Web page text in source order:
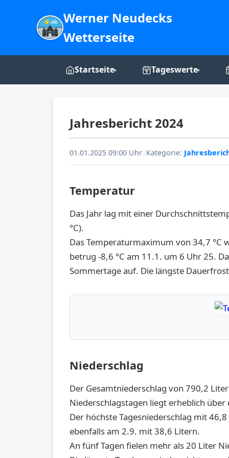
Werner Neudecks
Wetterseite
Startseite
Webcam
Tageswerte
Jahresbericht 2024
01.01.2025 09:00 Uhr| Kategorie:
Temperatur
Das Jahr lag mit einer
°C).
Das Temperaturmaximum von 34,7
betrug -8,6 °C am 11.1. um 6 Uhr 25.
Sommertage auf. Die längste
Niederschlag
Der Gesamtniederschlag von 790,2
Niederschlagstagen liegt erheblich
Der höchste Tagesniederschlag mit
ebenfalls am 2.9. mit 38,6 Litern.
An fünf Tagen fielen mehr als 20 Liter